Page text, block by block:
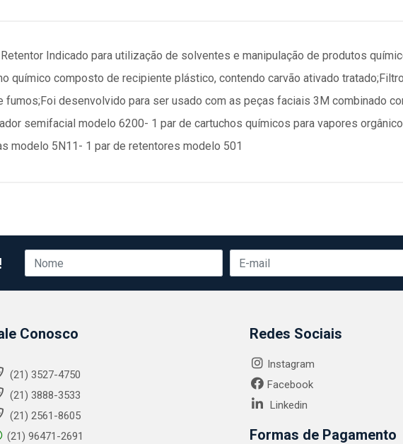
Indicado para utilização de solventes e manipulação de produtos
químico composto de recipiente plástico, contendo carvão ativado
fumos;Foi desenvolvido para ser usado com as peças faciais 3M combinado
semifacial modelo 6200- 1 par de cartuchos químicos para vapores
modelo 5N11- 1 par de retentores modelo 501
Conosco
(21) 3527-4750
(21) 3888-3533
(21) 2561-8605
(21) 96471-2691
Redes Sociais
Instagram
Facebook
Linkedin
Formas de Pagamento